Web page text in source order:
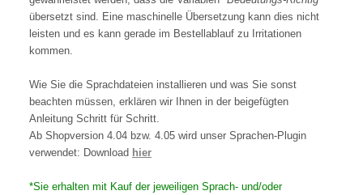
übersetzt sind. Eine maschinelle Übersetzung kann dies nicht
leisten und es kann gerade im Bestellablauf zu Irritationen
kommen.
Wie Sie die Sprachdateien installieren und was Sie sonst
beachten müssen, erklären wir Ihnen in der beigefügten
Anleitung Schritt für Schritt.
Ab Shopversion 4.04 bzw. 4.05 wird unser Sprachen-Plugin
verwendet: Download hier
*Sie erhalten mit Kauf der jeweiligen Sprach- und/oder